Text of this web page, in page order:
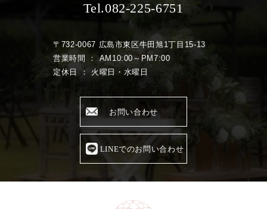
Tel.082-225-6751
〒732-0067 広島市東区牛田旭1丁目15-13
営業時間 ： AM10:00～PM7:00
定休日 ： 火曜日・水曜日
お問い合わせ
LINEでのお問い合わせ